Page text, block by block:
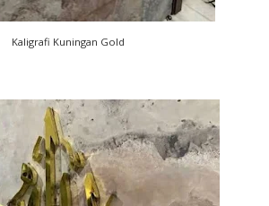
Kaligrafi Kuningan Gold